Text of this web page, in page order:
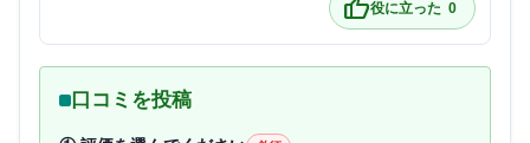
thumb_up役に立った 0
口コミを投稿